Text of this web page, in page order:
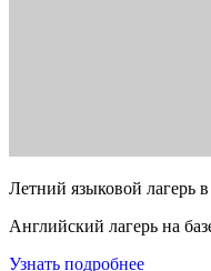
Летний языковой лагерь
Английский лагерь на
Узнать подробнее